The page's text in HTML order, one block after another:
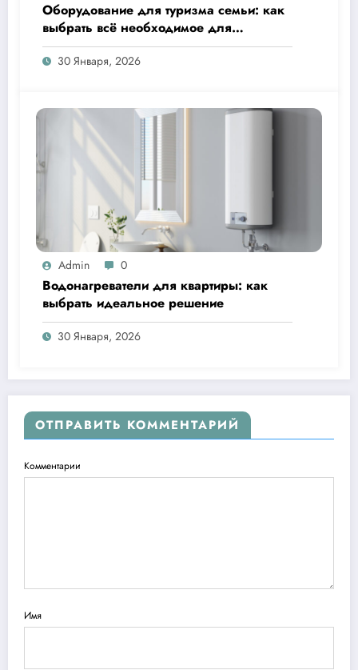
Оборудование для туризма семьи: как
выбрать всё необходимое для
комфортного отдыха на природе
30 Января, 2026
Admin 0
Водонагреватели для квартиры: как
выбрать идеальное решение
30 Января, 2026
ОТПРАВИТЬ КОММЕНТАРИЙ
Комментарии
Имя